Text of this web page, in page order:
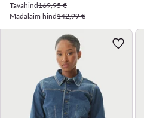
Tavahind169,95 €
Madalaim hind142,99 €